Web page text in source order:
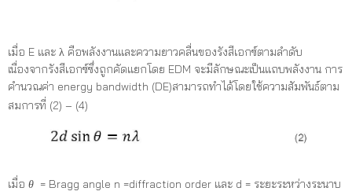
เมื่อ E และ λ คือพลังงานและความยาวคลื่นของรังสีเอกซ์ตามลำดับ
เนื่องจากรังสีเอกซ์ซึ่งถูกคัดแยกโดย EDM จะมีลักษณะเป็นแถบพลังงาน การ
คำนวณค่า energy bandwidth (DE)สามารถทำได้โดยใช้ความสัมพันธ์ตาม
สมการที่ (2) – (4)
เมื่อ θ = Bragg angle n =diffraction order และ d = ระยะระหว่างระนาบ